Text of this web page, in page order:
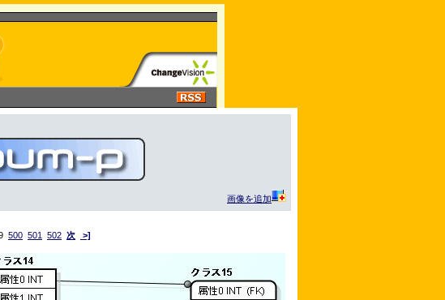
画像を追加
500 501 502 次 >]